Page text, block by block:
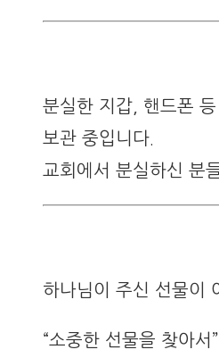
분실한 지갑, 핸드폰
보관 중입니다.
교회에서 분실하신 분
하나님이 주신 선물이
“소중한 선물을 찾아서